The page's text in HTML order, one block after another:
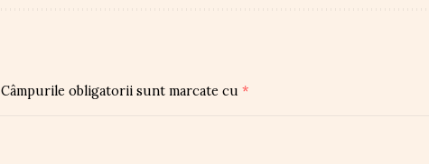
Câmpurile obligatorii sunt marcate cu *